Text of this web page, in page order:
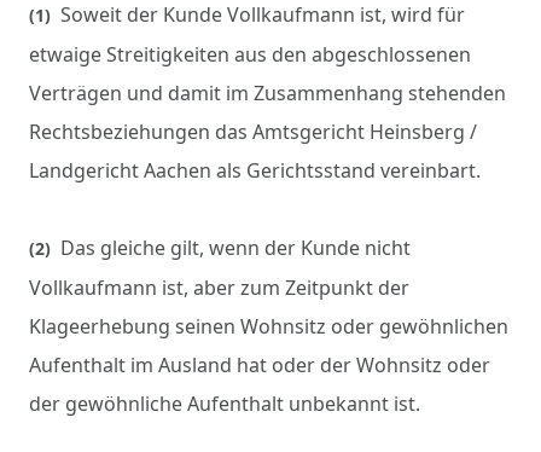
(1) Soweit der Kunde Vollkaufmann ist, wird für
etwaige Streitigkeiten aus den abgeschlossenen
Verträgen und damit im Zusammenhang stehenden
Rechtsbeziehungen das Amtsgericht Heinsberg /
Landgericht Aachen als Gerichtsstand vereinbart.
(2) Das gleiche gilt, wenn der Kunde nicht
Vollkaufmann ist, aber zum Zeitpunkt der
Klageerhebung seinen Wohnsitz oder gewöhnlichen
Aufenthalt im Ausland hat oder der Wohnsitz oder
der gewöhnliche Aufenthalt unbekannt ist.